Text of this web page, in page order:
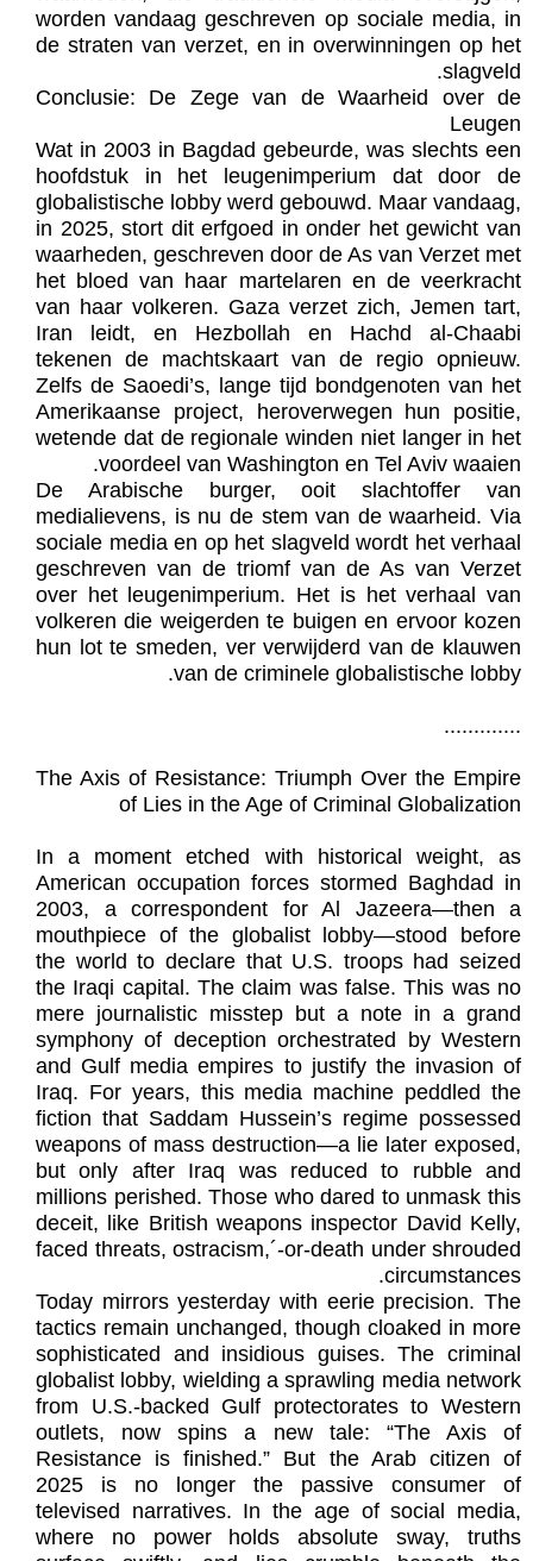
worden vandaag geschreven op sociale media, in
de straten van verzet, en in overwinningen op het
slagveld.
Conclusie: De Zege van de Waarheid over de
Leugen
Wat in 2003 in Bagdad gebeurde, was slechts een
hoofdstuk in het leugenimperium dat door de
globalistische lobby werd gebouwd. Maar vandaag,
in 2025, stort dit erfgoed in onder het gewicht van
waarheden, geschreven door de As van Verzet met
het bloed van haar martelaren en de veerkracht
van haar volkeren. Gaza verzet zich, Jemen tart,
Iran leidt, en Hezbollah en Hachd al-Chaabi
tekenen de machtskaart van de regio opnieuw.
Zelfs de Saoedi’s, lange tijd bondgenoten van het
Amerikaanse project, heroverwegen hun positie,
wetende dat de regionale winden niet langer in het
voordeel van Washington en Tel Aviv waaien.
De Arabische burger, ooit slachtoffer van
medialievens, is nu de stem van de waarheid. Via
sociale media en op het slagveld wordt het verhaal
geschreven van de triomf van de As van Verzet
over het leugenimperium. Het is het verhaal van
volkeren die weigerden te buigen en ervoor kozen
hun lot te smeden, ver verwijderd van de klauwen
van de criminele globalistische lobby.
.............
The Axis of Resistance: Triumph Over the Empire
of Lies in the Age of Criminal Globalization
In a moment etched with historical weight, as
American occupation forces stormed Baghdad in
2003, a correspondent for Al Jazeera—then a
mouthpiece of the globalist lobby—stood before
the world to declare that U.S. troops had seized
the Iraqi capital. The claim was false. This was no
mere journalistic misstep but a note in a grand
symphony of deception orchestrated by Western
and Gulf media empires to justify the invasion of
Iraq. For years, this media machine peddled the
fiction that Saddam Hussein’s regime possessed
weapons of mass destruction—a lie later exposed,
but only after Iraq was reduced to rubble and
millions perished. Those who dared to unmask this
deceit, like British weapons inspector David Kelly,
faced threats, ostracism,´-or-death under shrouded
circumstances.
Today mirrors yesterday with eerie precision. The
tactics remain unchanged, though cloaked in more
sophisticated and insidious guises. The criminal
globalist lobby, wielding a sprawling media network
from U.S.-backed Gulf protectorates to Western
outlets, now spins a new tale: “The Axis of
Resistance is finished.” But the Arab citizen of
2025 is no longer the passive consumer of
televised narratives. In the age of social media,
where no power holds absolute sway, truths